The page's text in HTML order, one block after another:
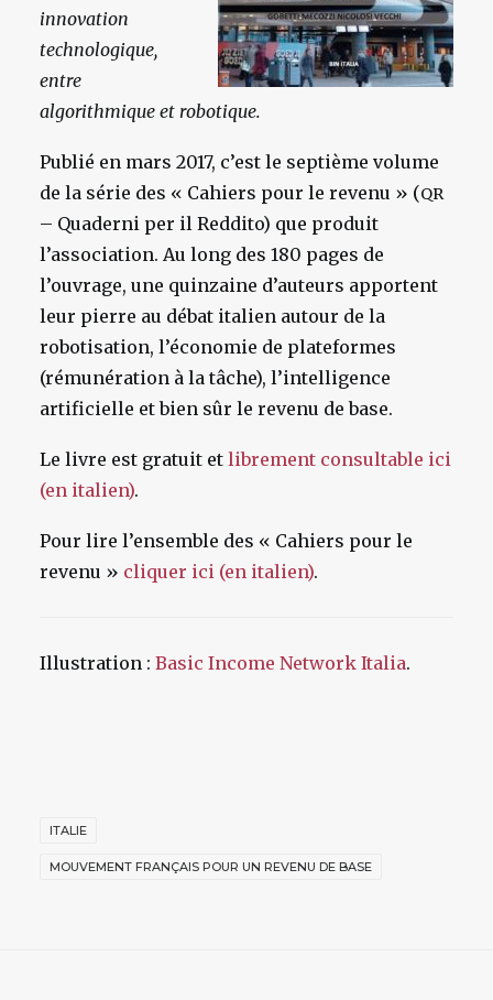
innovation
technologique,
entre
algorithmique et robotique.
Publié en mars 2017, c’est le septième volume
de la série des « Cahiers pour le revenu » (QR
– Quaderni per il Reddito) que produit
l’association. Au long des 180 pages de
l’ouvrage, une quinzaine d’auteurs apportent
leur pierre au débat italien autour de la
robotisation, l’économie de plateformes
(rémunération à la tâche), l’intelligence
artificielle et bien sûr le revenu de base.
Le livre est gratuit et librement consultable ici
(en italien).
Pour lire l’ensemble des « Cahiers pour le
revenu » cliquer ici (en italien).
Illustration : Basic Income Network Italia.
ITALIE
MOUVEMENT FRANÇAIS POUR UN REVENU DE BASE